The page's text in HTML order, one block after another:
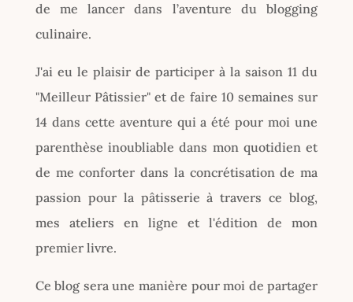
de me lancer dans l’aventure du blogging
culinaire.
J'ai eu le plaisir de participer à la saison 11 du
"Meilleur Pâtissier" et de faire 10 semaines sur
14 dans cette aventure qui a été pour moi une
parenthèse inoubliable dans mon quotidien et
de me conforter dans la concrétisation de ma
passion pour la pâtisserie à travers ce blog,
mes ateliers en ligne et l'édition de mon
premier livre.
Ce blog sera une manière pour moi de partager